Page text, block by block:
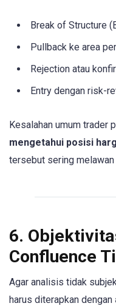
Break of Structure
Pullback ke area
Rejection atau
Entry dengan risk-
Kesalahan umum trader
mengetahui posisi
tersebut sering melawan
6.
Confluence
Agar analisis tidak
harus diterapkan dengan